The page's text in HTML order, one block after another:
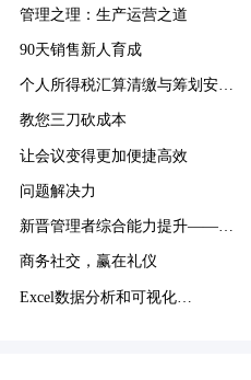
管理之理：生产运营之道
90天销售新人育成
个人所得税汇算清缴与筹划安…
教您三刀砍成本
让会议变得更加便捷高效
问题解决力
新晋管理者综合能力提升——…
商务社交，赢在礼仪
Excel数据分析和可视化…